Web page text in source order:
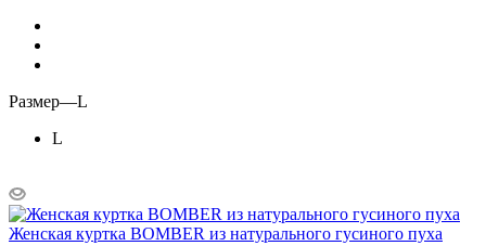
Размер—L
L
Женская куртка BOMBER из натурального гусиного пуха